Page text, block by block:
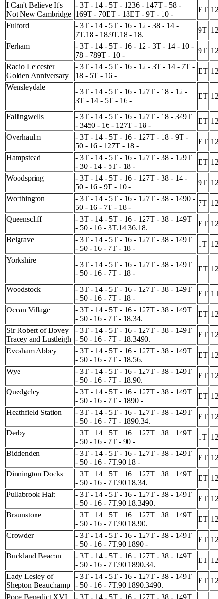
I Can't Believe It's
Not New Cambridge
- 3T - 14 - 5T - 1236 - 147T - 58 -
169T - 70ET - 18ET - 9T - 10 -
ET 12
Fulford
- 3T - 14 - 5T - 16 - 12 - 38 - 14 -
7T.18 - 18.9T.18 - 18.
9T 12
Ferham
- 3T - 14 - 5T - 16 - 12 - 3T - 14 - 10 -
78 - 789T - 10 -
9T 12
Radio Leicester
Golden Anniversary
- 3T - 14 - 5T - 16 - 12 - 3T - 14 - 7T -
18 - 5T - 16 -
ET 12
Wensleydale
- 3T - 14 - 5T - 16 - 127T - 18 - 12 -
3T - 14 - 5T - 16 -
ET 12
Fallingwells
- 3T - 14 - 5T - 16 - 127T - 18 - 349T
- 3450 - 16 - 127T - 18 -
ET 12
Overhaulm
- 3T - 14 - 5T - 16 - 127T - 18 - 9T -
50 - 16 - 127T - 18 -
ET 12
Hampstead
- 3T - 14 - 5T - 16 - 127T - 38 - 129T
- 30 - 14 - 5T - 18 -
ET 12
Woodspring
- 3T - 14 - 5T - 16 - 127T - 38 - 14 -
50 - 16 - 9T - 10 -
9T 12
Worthington
- 3T - 14 - 5T - 16 - 127T - 38 - 1490 -
50 - 16 - 7T - 18 -
7T 12
Queenscliff
- 3T - 14 - 5T - 16 - 127T - 38 - 149T
- 50 - 16 - 3T.14.36.18.
ET 12
Belgrave
- 3T - 14 - 5T - 16 - 127T - 38 - 149T
- 50 - 16 - 7T - 18 -
1T 12
Yorkshire
- 3T - 14 - 5T - 16 - 127T - 38 - 149T
- 50 - 16 - 7T - 18 -
ET 12
Woodstock
- 3T - 14 - 5T - 16 - 127T - 38 - 149T
- 50 - 16 - 7T - 18 -
ET
Ocean Village
- 3T - 14 - 5T - 16 - 127T - 38 - 149T
- 50 - 16 - 7T - 18.34.
ET 12
Sir Robert of Bovey
Tracey and Lustleigh
- 3T - 14 - 5T - 16 - 127T - 38 - 149T
- 50 - 16 - 7T - 18.3490.
ET 12
Evesham Abbey
- 3T - 14 - 5T - 16 - 127T - 38 - 149T
- 50 - 16 - 7T - 18.56.
ET 12
Wye
- 3T - 14 - 5T - 16 - 127T - 38 - 149T
- 50 - 16 - 7T - 18.90.
ET 12
Quedgeley
- 3T - 14 - 5T - 16 - 127T - 38 - 149T
- 50 - 16 - 7T - 1890 -
ET 12
Heathfield Station
- 3T - 14 - 5T - 16 - 127T - 38 - 149T
- 50 - 16 - 7T - 1890.34.
ET 12
Derby
- 3T - 14 - 5T - 16 - 127T - 38 - 149T
- 50 - 16 - 7T - 90 -
1T 12
Biddenden
- 3T - 14 - 5T - 16 - 127T - 38 - 149T
- 50 - 16 - 7T.90.18 -
ET 12
Dinnington Docks
- 3T - 14 - 5T - 16 - 127T - 38 - 149T
- 50 - 16 - 7T.90.18.34.
ET 12
Pullabrook Halt
- 3T - 14 - 5T - 16 - 127T - 38 - 149T
- 50 - 16 - 7T.90.18.3490.
ET 12
Braunstone
- 3T - 14 - 5T - 16 - 127T - 38 - 149T
- 50 - 16 - 7T.90.18.90.
ET 12
Crowder
- 3T - 14 - 5T - 16 - 127T - 38 - 149T
- 50 - 16 - 7T.90.1890 -
ET 12
Buckland Beacon
- 3T - 14 - 5T - 16 - 127T - 38 - 149T
- 50 - 16 - 7T.90.1890.34.
ET 12
Lady Lesley of
Shepton Beauchamp
- 3T - 14 - 5T - 16 - 127T - 38 - 149T
- 50 - 16 - 7T.90.1890.3490.
ET 12
Pope Benedict XVI
- 3T - 14 - 5T - 16 - 127T - 38 - 149T